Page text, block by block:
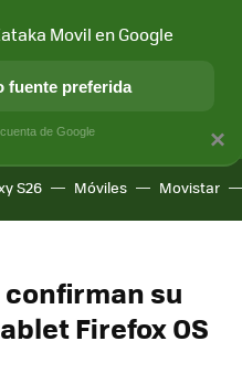
APLICACIONES
S26 Móviles Movistar
confirman su
Firefox OS
×
Movil en Google
fuente preferida
de Google